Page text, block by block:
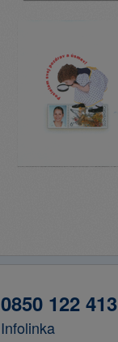
0850 122 413
Infolinka